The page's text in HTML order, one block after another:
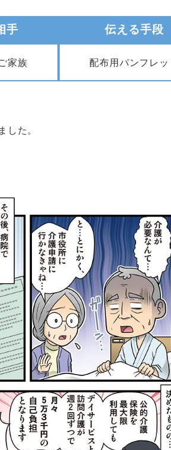
手
家族
伝える手段
配布用パンフレッ
た。